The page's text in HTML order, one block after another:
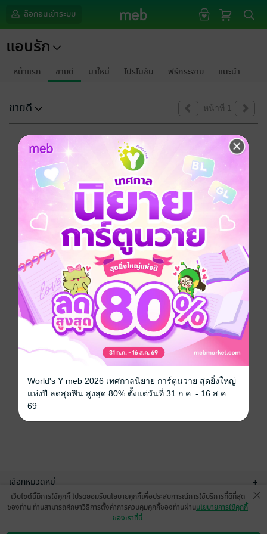
ล็อกอินเข้าระบบ
แอบรัก
หน้าแรก ขายดี มาใหม่ โปรโมชัน ฟรีกระจาย แนะนำ
ขายดี หน้าที่ 1
ขออภัยด้วยนะคะ
ไม่พบข้อมูลในหัวข้อที่คุณกำลังชมค่ะ
เลือกหมวดหมู่ +
บริการช่วยเหลือ
เว็บไซต์นี้มีการใช้คุกกี้ โปรดยอมรับนโยบายคุกกี้เพื่อประสบการณ์การใช้บริการที่ดีที่สุด
ของท่าน ท่านสามารถศึกษาวิธีการตั้งค่าการควบคุมคุกกี้ของท่านผ่านนโยบายการใช้คุกกี้
ของเราที่นี่
World's Y meb 2026 เทศกาลนิยาย การ์ตูนวาย สุดยิ่งใหญ่
แห่งปี ลดสุดฟิน สูงสุด 80% ตั้งแต่วันที่ 31 ก.ค. - 16 ส.ค.
69